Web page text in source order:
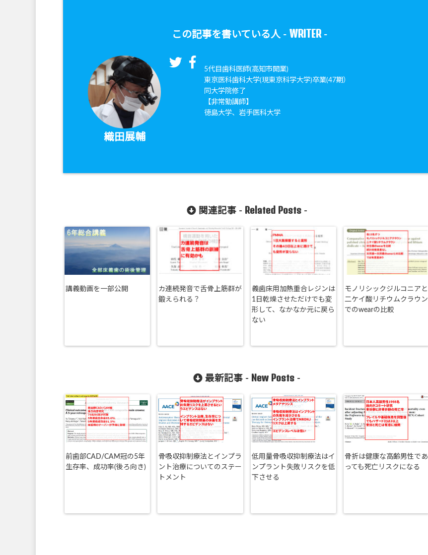
この記事を書いている人 - WRITER-
織田展輔
5代目歯科医師(高知市開業)
東京医科歯科大学(現東京科学大学)卒業(47期）
同大学院修了
【非常勤講師】
徳島大学、岩手医科大学
関連記事 - Related Posts-
講義動画を一部公開
カ連続発音で舌骨上筋群が
鍛えられる？
義歯床用加熱重合レジンは
1日乾燥させただけでも変
形して、なかなか元に戻ら
ない
モノリシックジルコニアと
二ケイ酸リチウムクラウン
でのwearの比較
最新記事 - New Posts -
前歯部CAD/CAM冠の5年
生存率、成功率(後ろ向き)
骨吸収抑制療法とインプラ
ント治療についてのステー
トメント
低用量骨吸収抑制療法はイ
ンプラント失敗リスクを低
下させる
骨折は健康な高齢男性であ
っても死亡リスクになる